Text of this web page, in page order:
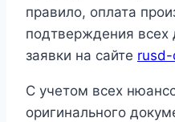
правило, оплата
подтверждения всех
заявки на сайте rusd-
С учетом всех
оригинального